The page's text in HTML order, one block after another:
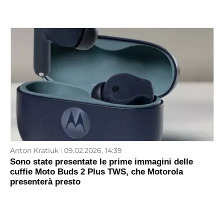
Anton Kratiuk 09.02.2026, 14:39
Sono state presentate le prime immagini delle
cuffie Moto Buds 2 Plus TWS, che Motorola
presenterà presto